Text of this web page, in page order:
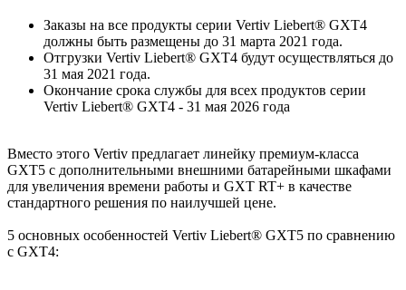
Заказы на все продукты серии Vertiv Liebert® GXT4
должны быть размещены до 31 марта 2021 года.
Отгрузки Vertiv Liebert® GXT4 будут осуществляться до
31 мая 2021 года.
Окончание срока службы для всех продуктов серии
Vertiv Liebert® GXT4 - 31 мая 2026 года
Вместо этого Vertiv предлагает линейку премиум-класса
GXT5 с дополнительными внешними батарейными шкафами
для увеличения времени работы и GXT RT+ в качестве
стандартного решения по наилучшей цене.
5 основных особенностей Vertiv Liebert® GXT5 по сравнению
с GXT4: